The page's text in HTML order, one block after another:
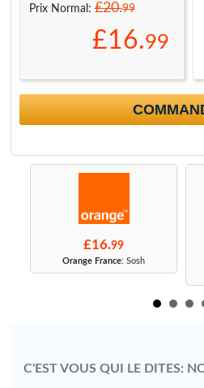
Prix Normal:£20.99
£16.99
£16.99
Orange France: Sosh
C'EST VOUS QUI LE DITES: